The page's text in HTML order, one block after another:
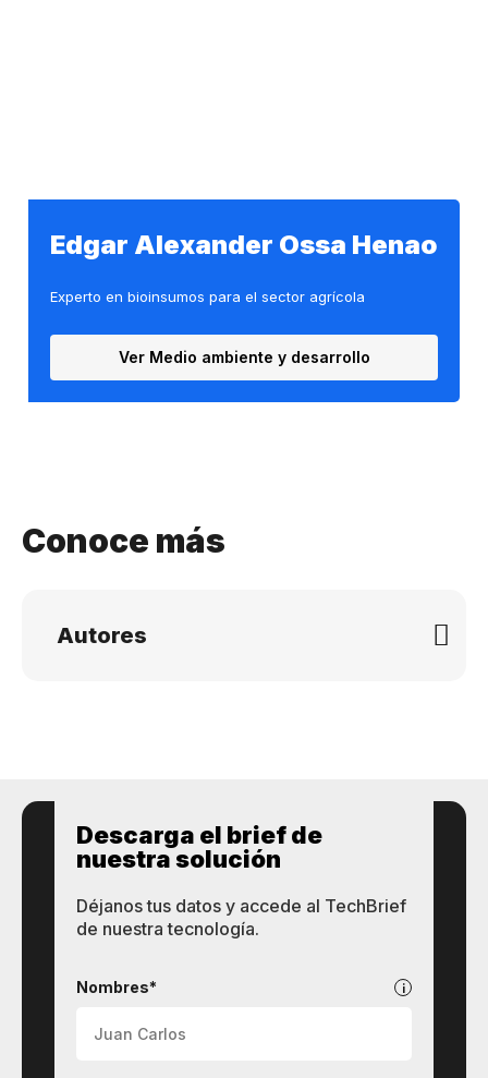
Edgar Alexander Ossa Henao
Experto en bioinsumos para el sector agrícola
Ver Medio ambiente y desarrollo
Conoce más
Autores
Descarga el brief de
nuestra solución
Déjanos tus datos y accede al TechBrief
de nuestra tecnología.
CTeI
Nombres*